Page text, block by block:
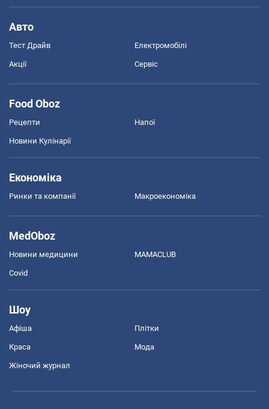
Авто
Тест Драйв Електромобілі
Акції Сервіс
Food Oboz
Рецепти Напої
Новини Кулінарії
Економіка
Ринки та компанії Макроекономіка
MedOboz
Новини медицини MAMACLUB
Covid
Шоу
Афіша Плітки
Краса Мода
Жіночий журнал